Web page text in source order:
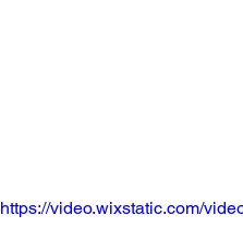
https://video.wixstatic.com/